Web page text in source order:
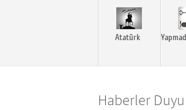
Atatürk
Haberler